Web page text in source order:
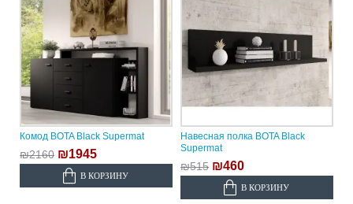
Комод BOTA Black Supermat
₪2160 ₪1945
В КОРЗИНУ
Навесная полка BOTA Black
Supermat
₪515 ₪460
В КОРЗИНУ